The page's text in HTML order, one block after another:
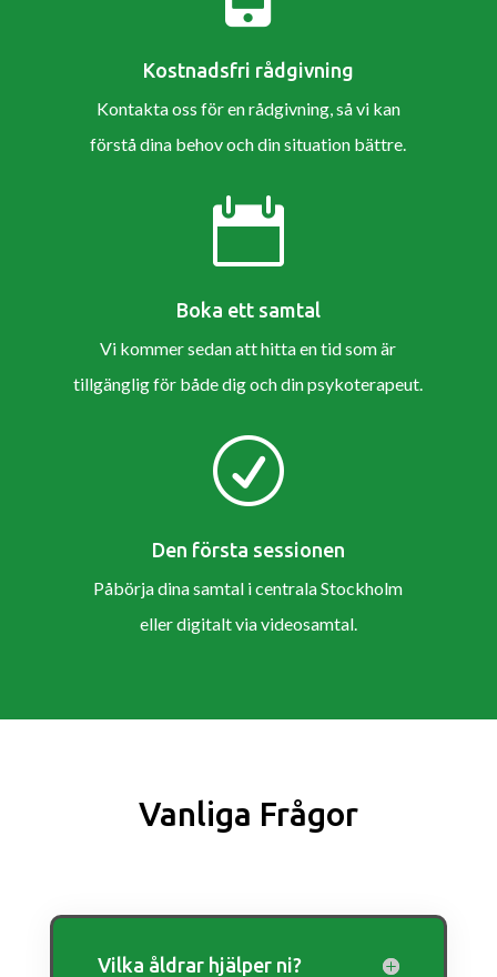
Kostnadsfri rådgivning
Kontakta oss för en rådgivning, så vi kan
förstå dina behov och din situation bättre.

Boka ett samtal
Vi kommer sedan att hitta en tid som är
tillgänglig för både dig och din psykoterapeut.
R
Den första sessionen
Påbörja dina samtal i centrala Stockholm
eller digitalt via videosamtal.
Vanliga Frågor
Vilka åldrar hjälper ni?